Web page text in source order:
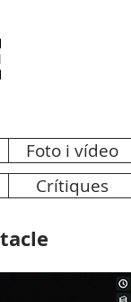
Foto i vídeo
Crítiques